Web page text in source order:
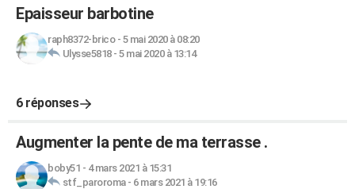
Epaisseur barbotine
raph8372-brico- 5 mai 2020 à 08:20
Ulysse5818- 5 mai 2020 à 13:14
6 réponses
Augmenter la pente de ma terrasse .
boby51 - 4 mars 2021 à 15:31
stf_paroroma- 6 mars 2021 à 19:16